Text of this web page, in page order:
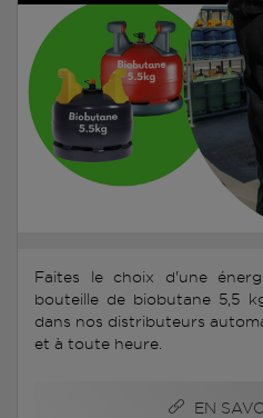
Faites le choix d'une
bouteille de biobutane 5,5
dans nos distributeurs
et à toute heure.
EN